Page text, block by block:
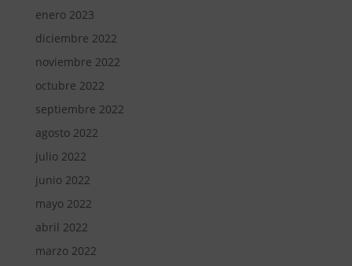
enero 2023
diciembre 2022
noviembre 2022
octubre 2022
septiembre 2022
agosto 2022
julio 2022
junio 2022
mayo 2022
abril 2022
marzo 2022